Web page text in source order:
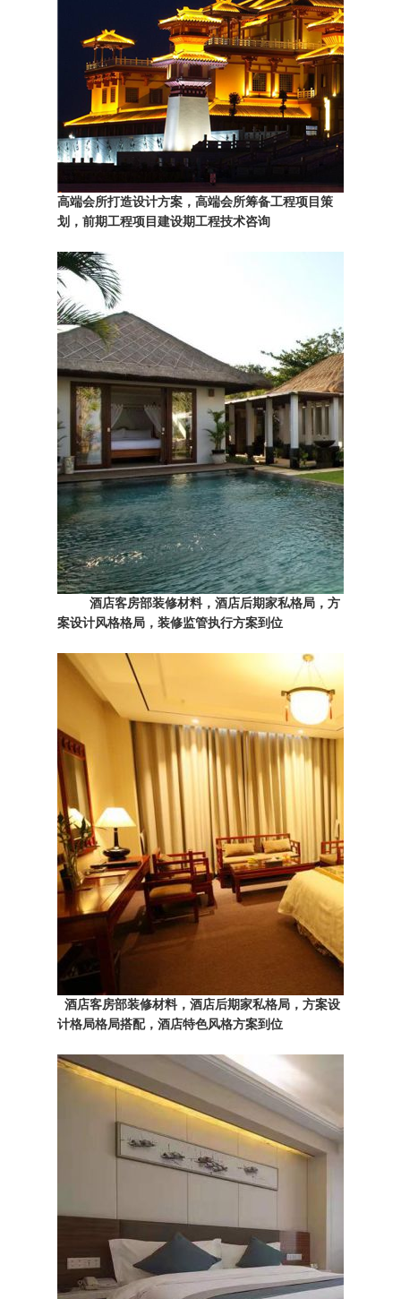
高端会所打造设计方案，高端会所筹备工程项目策
划， 前期工程项目建设期工程技术咨询
酒店客房部装修材料，酒店后期家私格局，方
案设计风格格局，装修监管执行方案到位
酒店客房部装修材料，酒店后期家私格局，方案设
计格局格局搭配，酒店特色风格方案到位